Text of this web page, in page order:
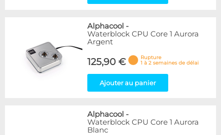
Alphacool -
Waterblock CPU Core 1 Aurora
Argent
125,90 €
Rupture
1 à 2 semaines de délai
Ajouter au panier
Alphacool -
Waterblock CPU Core 1 Aurora
Blanc